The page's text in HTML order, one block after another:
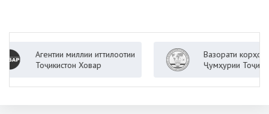
миллии иттилоотии
Ховар
Вазорати корҳои хориҷии
Ҷумҳурии Тоҷикистон